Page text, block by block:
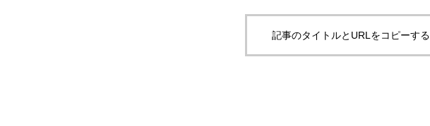
記事のタイトルとURLをコピーする